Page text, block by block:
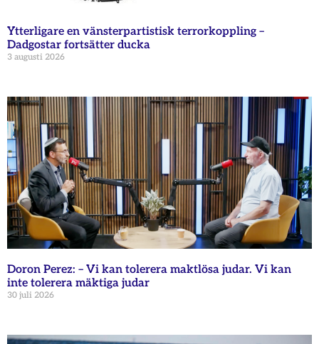
Ytterligare en vänsterpartistisk terrorkoppling –
Dadgostar fortsätter ducka
3 augusti 2026
Doron Perez: – Vi kan tolerera maktlösa judar. Vi kan
inte tolerera mäktiga judar
30 juli 2026